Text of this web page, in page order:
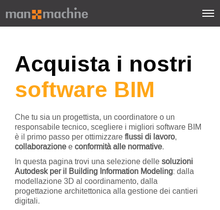
Acquista i nostri
software BIM
Che tu sia un progettista, un coordinatore o un
responsabile tecnico, scegliere i migliori software BIM
è il primo passo per ottimizzareflussi di lavoro,
collaborazioneeconformità alle normative.
In questa pagina trovi una selezione dellesoluzioni
Autodesk per il Building Information Modeling: dalla
modellazione 3D al coordinamento, dalla
progettazione architettonica alla gestione dei cantieri
digitali.